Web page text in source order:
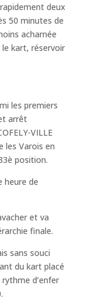
deux
50 minutes de
acharnée
kart, réservoir
les premiers
arrêt
VILLE
les Varois en
è position.
heure de
et va
finale.
sans souci
du kart placé
d’enfer